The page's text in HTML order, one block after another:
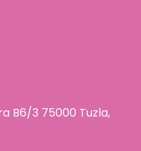
B6/3 75000 Tuzla,